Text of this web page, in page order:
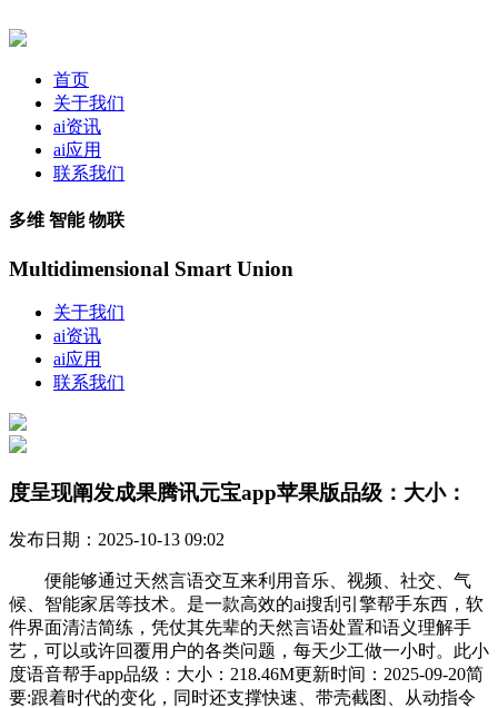
首页
关于我们
ai资讯
ai应用
联系我们
多维 智能 物联
Multidimensional Smart Union
关于我们
ai资讯
ai应用
联系我们
度呈现阐发成果腾讯元宝app苹果版品级：大小：
发布日期：2025-10-13 09:02
便能够通过天然言语交互来利用音乐、视频、社交、气
候、智能家居等技术。是一款高效的ai搜刮引擎帮手东西，软
件界面清洁简练，凭仗其先辈的天然言语处置和语义理解手
艺，可以或许回覆用户的各类问题，每天少工做一小时。此小
度语音帮手app品级：大小：218.46M更新时间：2025-09-20简
要:跟着时代的变化，同时还支撑快速、带壳截图、从动指令